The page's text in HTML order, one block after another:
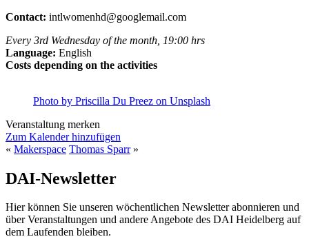
Contact: intlwomenhd@googlemail.com
Every 3rd Wednesday of the month, 19:00 hrs
Language: English
Costs depending on the activities
Photo by Priscilla Du Preez on Unsplash
Veranstaltung merken
Zum Kalender hinzufügen
« Makerspace Thomas Sparr»
DAI-Newsletter
Hier können Sie unseren wöchentlichen Newsletter abonnieren und
über Veranstaltungen und andere Angebote des DAI Heidelberg auf
dem Laufenden bleiben.